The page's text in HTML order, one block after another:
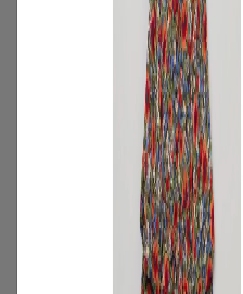
特集 /
【夏に映
カ・レリ
登場！